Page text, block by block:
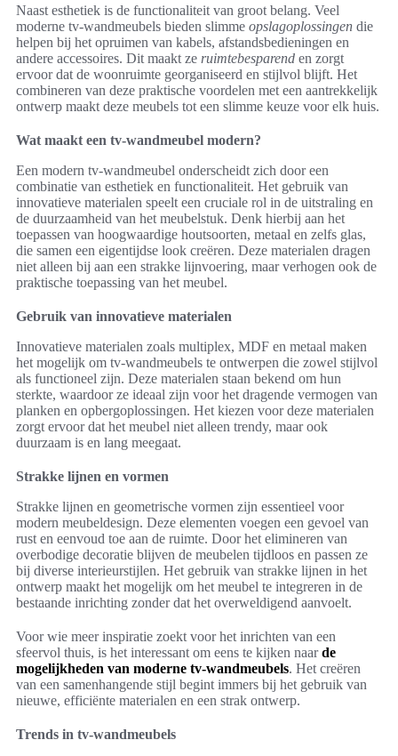
Naast esthetiek is de functionaliteit van groot belang. Veel
moderne tv-wandmeubels bieden slimme opslagoplossingen die
helpen bij het opruimen van kabels, afstandsbedieningen en
andere accessoires. Dit maakt ze ruimtebesparend en zorgt
ervoor dat de woonruimte georganiseerd en stijlvol blijft. Het
combineren van deze praktische voordelen met een aantrekkelijk
ontwerp maakt deze meubels tot een slimme keuze voor elk huis.
Wat maakt een tv-wandmeubel modern?
Een modern tv-wandmeubel onderscheidt zich door een
combinatie van esthetiek en functionaliteit. Het gebruik van
innovatieve materialen speelt een cruciale rol in de uitstraling en
de duurzaamheid van het meubelstuk. Denk hierbij aan het
toepassen van hoogwaardige houtsoorten, metaal en zelfs glas,
die samen een eigentijdse look creëren. Deze materialen dragen
niet alleen bij aan een strakke lijnvoering, maar verhogen ook de
praktische toepassing van het meubel.
Gebruik van innovatieve materialen
Innovatieve materialen zoals multiplex, MDF en metaal maken
het mogelijk om tv-wandmeubels te ontwerpen die zowel stijlvol
als functioneel zijn. Deze materialen staan bekend om hun
sterkte, waardoor ze ideaal zijn voor het dragende vermogen van
planken en opbergoplossingen. Het kiezen voor deze materialen
zorgt ervoor dat het meubel niet alleen trendy, maar ook
duurzaam is en lang meegaat.
Strakke lijnen en vormen
Strakke lijnen en geometrische vormen zijn essentieel voor
modern meubeldesign. Deze elementen voegen een gevoel van
rust en eenvoud toe aan de ruimte. Door het elimineren van
overbodige decoratie blijven de meubelen tijdloos en passen ze
bij diverse interieurstijlen. Het gebruik van strakke lijnen in het
ontwerp maakt het mogelijk om het meubel te integreren in de
bestaande inrichting zonder dat het overweldigend aanvoelt.
Voor wie meer inspiratie zoekt voor het inrichten van een
sfeervol thuis, is het interessant om eens te kijken naarde
mogelijkheden van moderne tv-wandmeubels. Het creëren
van een samenhangende stijl begint immers bij het gebruik van
nieuwe, efficiënte materialen en een strak ontwerp.
Trends in tv-wandmeubels